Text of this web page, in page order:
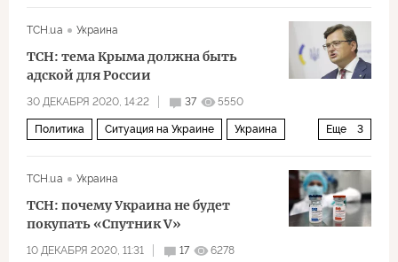
Алексей Арестович
ТСН.ua Украина
ТСН: тема Крыма должна быть
адской для России
30 ДЕКАБРЯ 2020, 14:22 37 5550
Еще 3
Политика Ситуация на Украине Украина
ТСН.ua
Украина
ТСН: почему Украина не будет
покупать «Спутник V»
10 ДЕКАБРЯ 2020, 11:31 17 6278